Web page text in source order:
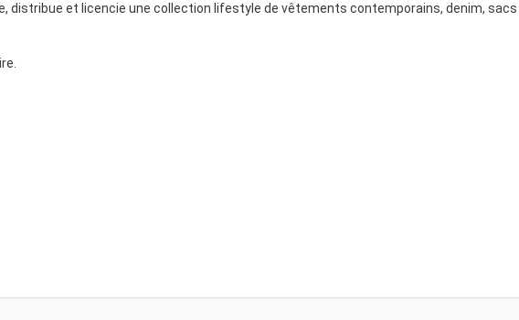
distribue et licencie une collection lifestyle de vêtements contemporains, denim, sacs